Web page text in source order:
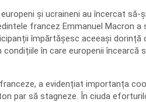
europeni și ucraineni au încercat
francez Emmanuel Macron
împărtășesc aceeași
în care europenii
a evidențiat importanța
par să stagneze. În ciuda